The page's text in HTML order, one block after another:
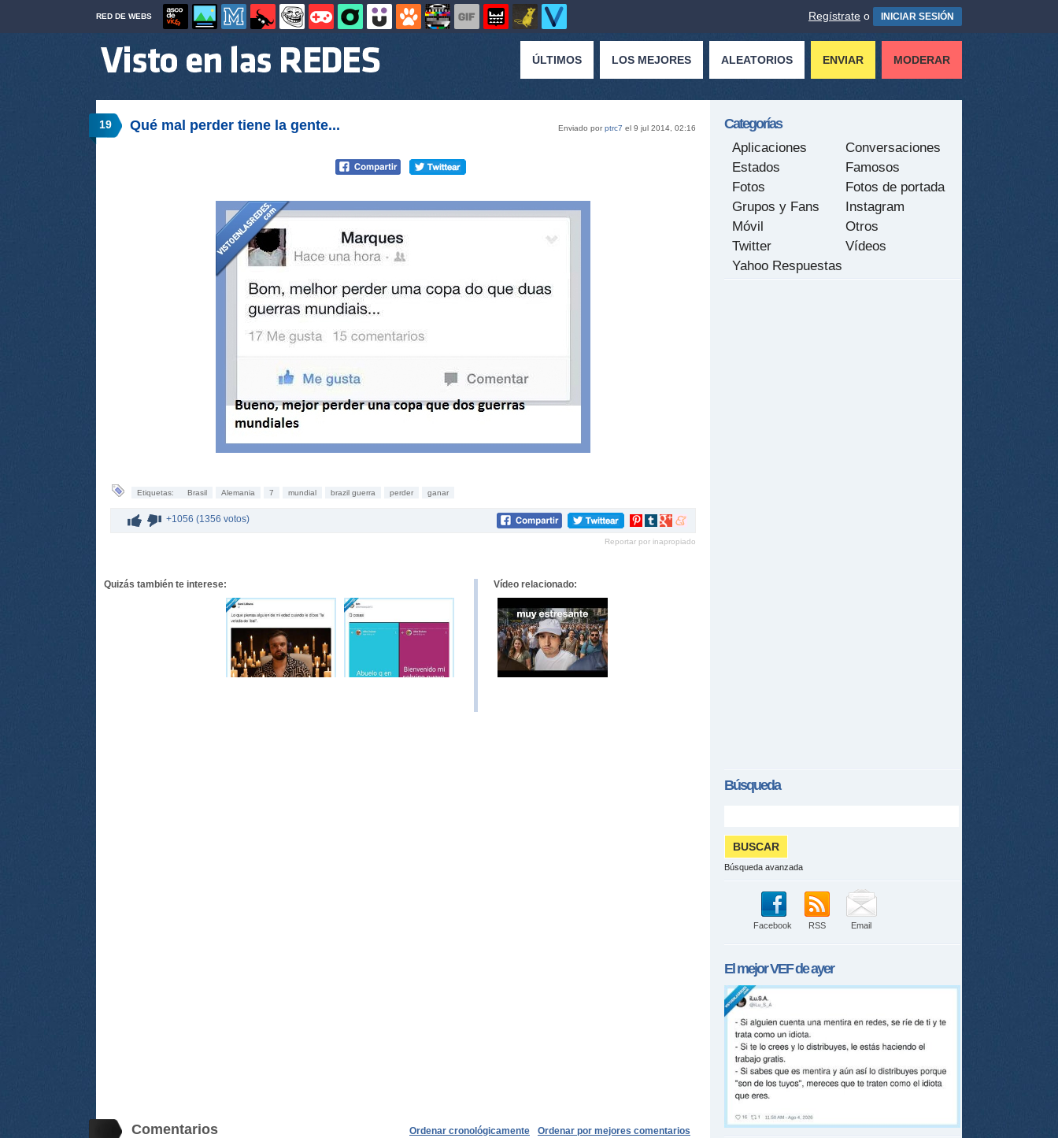
RED DE WEBS Regístrate o INICIAR SESIÓN
ÚLTIMOS LOS MEJORES ALEATORIOS ENVIAR MODERAR
19 Enviado porptrc7 el 9 jul 2014, 02:16
Qué mal perder tiene la gente...
Etiquetas: Brasil Alemania 7 mundial brazil guerra perder ganar
+1056 (1356 votos)
Compartir
Pinterest
Compartir
tumblr
Compartir
Google+
Compartir
meneame
Reportar por inapropiado
Quizás también te interese: Vídeo relacionado:
Comentarios Ordenar por mejores comentarios
Ordenar cronológicamente
Categorías
Aplicaciones
Conversaciones
Estados
Famosos
Fotos
Fotos de portada
Grupos y Fans
Instagram
Móvil
Otros
Twitter
Vídeos
Yahoo Respuestas
Búsqueda
Búsqueda avanzada
Facebook RSS Email
El mejorVEFde ayer